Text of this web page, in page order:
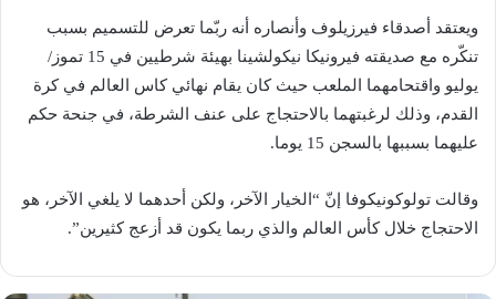
ويعتقد أصدقاء فيرزيلوف وأنصاره أنه ربّما تعرض للتسميم بسبب
تنكّره مع صديقته فيرونيكا نيكولشينا بهيئة شرطيين في 15 تموز/
يوليو واقتحامهما الملعب حيث كان يقام نهائي كاس العالم في كرة
القدم، وذلك لرغبتهما بالاحتجاج على عنف الشرطة، في جنحة حكم
عليهما بسببها بالسجن 15 يوما.
وقالت تولوكونيكوفا إنّ “الخيار الآخر، ولكن أحدهما لا يلغي الآخر، هو
الاحتجاج خلال كأس العالم والذي ربما يكون قد أزعج كثيرين”.